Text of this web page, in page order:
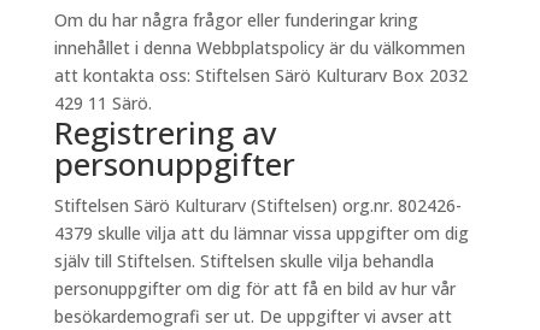
Om du har några frågor eller funderingar kring
innehållet i denna Webbplatspolicy är du välkommen
att kontakta oss: Stiftelsen Särö Kulturarv Box 2032
429 11 Särö.
Registrering av
personuppgifter
Stiftelsen Särö Kulturarv (Stiftelsen) org.nr. 802426-
4379 skulle vilja att du lämnar vissa uppgifter om dig
själv till Stiftelsen. Stiftelsen skulle vilja behandla
personuppgifter om dig för att få en bild av hur vår
besökardemografi ser ut. De uppgifter vi avser att